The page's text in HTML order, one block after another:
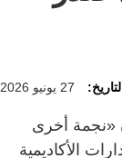
التاريخ: 27 يونيو 2026
«نجمة أخرى
الأكاديمية